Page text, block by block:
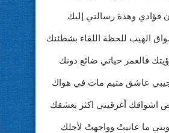
فؤادي وهذة رسالتي إليك
الهيب للحظة اللقاء بشطئنك
فالعمر حياتي ضائع دونك
عاشق متيم مات في هواك
اشواقك أغرقيني اكثر بعشقك
ما عانيتُ وواجهتُ لأجلك